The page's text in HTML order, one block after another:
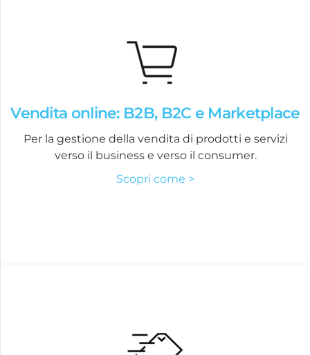
Vendita online: B2B, B2C e Marketplace
Per la gestione della vendita di prodotti e servizi
verso il business e verso il consumer.
Scopri come >